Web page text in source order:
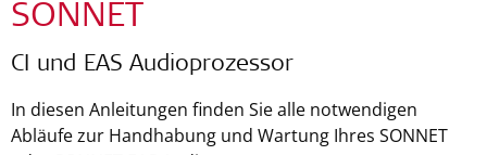
SONNET
CI und EAS Audioprozessor
In diesen Anleitungen finden Sie alle notwendigen
Abläufe zur Handhabung und Wartung Ihres SONNET